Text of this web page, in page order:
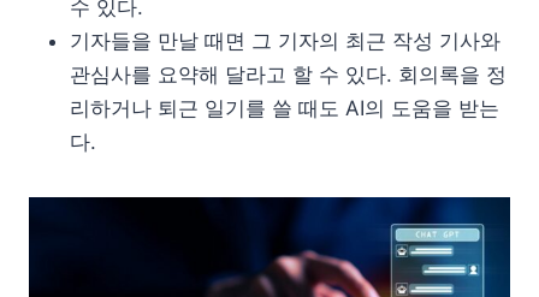
수 있다.
기자들을 만날 때면 그 기자의 최근 작성 기사와
관심사를 요약해 달라고 할 수 있다. 회의록을 정
리하거나 퇴근 일기를 쓸 때도 AI의 도움을 받는
다.